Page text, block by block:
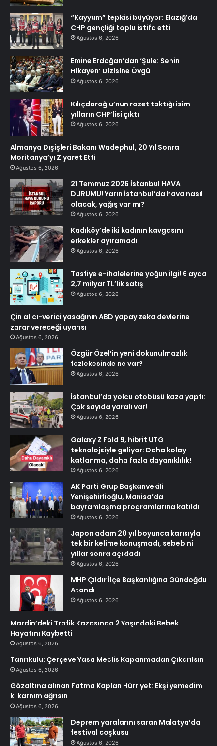
“Kayyum” tepkisi büyüyor: Elazığ’da
CHP gençliği toplu istifa etti
Ağustos 6, 2026
Emine Erdoğan’dan ‘Şule: Senin
Hikayen’ Dizisine Övgü
Ağustos 6, 2026
Kılıçdaroğlu’nun rozet taktığı isim
yılların CHP’lisi çıktı
Ağustos 6, 2026
Almanya Dışişleri Bakanı Wadephul, 20 Yıl Sonra
Moritanya’yı Ziyaret Etti
Ağustos 6, 2026
21 Temmuz 2026 İstanbul HAVA
DURUMU! Yarın İstanbul’da hava nasıl
olacak, yağış var mı?
Ağustos 6, 2026
Kadıköy’de iki kadının kavgasını
erkekler ayıramadı
Ağustos 6, 2026
Tasfiye e-ihalelerine yoğun ilgi! 6 ayda
2,7 milyar TL’lik satış
Ağustos 6, 2026
Çin alıcı-verici yasağının ABD yapay zeka devlerine
zarar vereceği uyarısı
Ağustos 6, 2026
Özgür Özel’in yeni dokunulmazlık
fezlekesinde ne var?
Ağustos 6, 2026
İstanbul’da yolcu otobüsü kaza yaptı:
Çok sayıda yaralı var!
Ağustos 6, 2026
Galaxy Z Fold 9, hibrit UTG
teknolojsiyle geliyor: Daha kolay
katlanma, daha fazla dayanıklılık!
Ağustos 6, 2026
AK Parti Grup Başkanvekili
Yenişehirlioğlu, Manisa’da
bayramlaşma programlarına katıldı
Ağustos 6, 2026
Japon adam 20 yıl boyunca karısıyla
tek bir kelime konuşmadı, sebebini
yıllar sonra açıkladı
Ağustos 6, 2026
MHP Çıldır İlçe Başkanlığına Gündoğdu
Atandı
Ağustos 6, 2026
Mardin’deki Trafik Kazasında 2 Yaşındaki Bebek
Hayatını Kaybetti
Ağustos 6, 2026
Tanrıkulu: Çerçeve Yasa Meclis Kapanmadan Çıkarılsın
Ağustos 6, 2026
Gözaltına alınan Fatma Kaplan Hürriyet: Ekşi yemedim
ki karnım ağrısın
Ağustos 6, 2026
Deprem yaralarını saran Malatya’da
festival coşkusu
Ağustos 6, 2026